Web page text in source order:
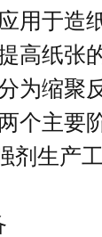
用于造
高纸张
为缩聚
个主要
剂生产